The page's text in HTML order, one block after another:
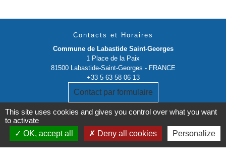
Contacts et Horaires
Commune de Labastide Saint-Georges
1 Place de la Paix
81500 Labastide-Saint-Georges - FRANCE
+33 5 63 58 06 13
Contact par formulaire
This site uses cookies and gives you control over what you want
to activate
OK, accept all
Deny all cookies Personalize